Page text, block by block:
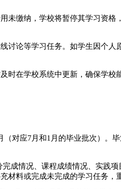
未缴纳，学校将暂停其学习资
讨论等学习任务。如学生因个
在学校系统中更新，确保学校
对应7月和1月的毕业批次）。
成情况、课程成绩情况、实践
材料或完成未完成的学习任务，